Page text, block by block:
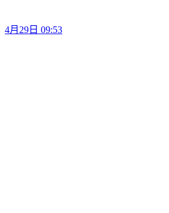
4月29日 09:53